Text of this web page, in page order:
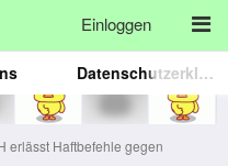
Einloggen
Datenschutzerklärung
erlässt Haftbefehle gegen